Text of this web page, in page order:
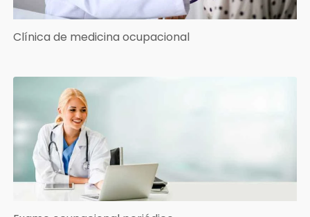
Clínica de medicina ocupacional